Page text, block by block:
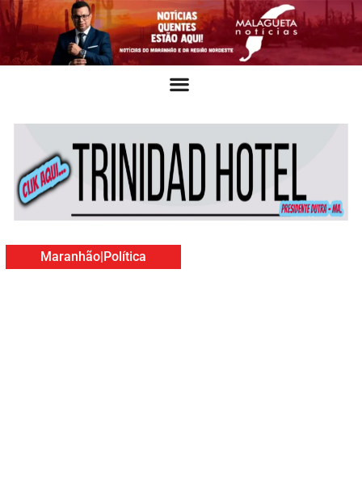
Maranhão|Política